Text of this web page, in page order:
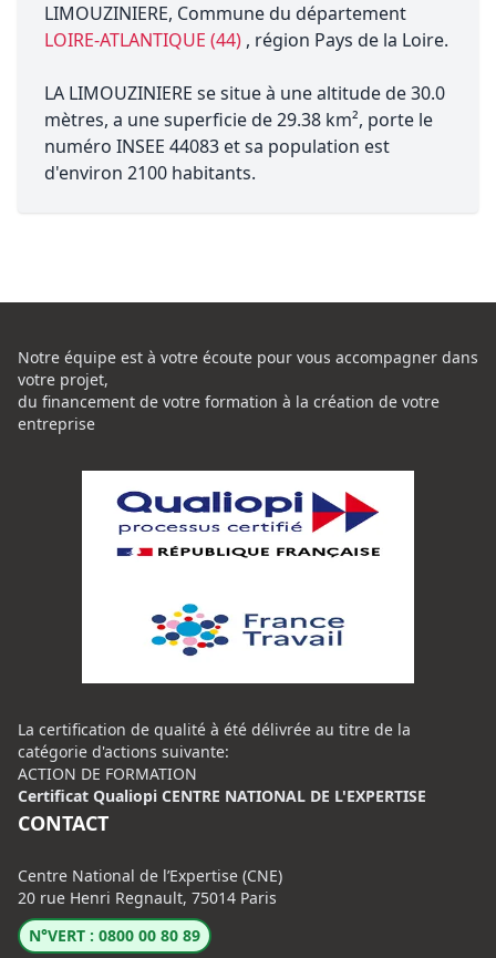
LIMOUZINIERE, Commune du département
LOIRE-ATLANTIQUE (44) , région Pays de la Loire.
LA LIMOUZINIERE se situe à une altitude de 30.0
mètres, a une superficie de 29.38 km², porte le
numéro INSEE 44083 et sa population est
d'environ 2100 habitants.
Notre équipe est à votre écoute pour vous accompagner dans
votre projet,
du financement de votre formation à la création de votre
entreprise
La certification de qualité à été délivrée au titre de la
catégorie d'actions suivante:
ACTION DE FORMATION
Certificat Qualiopi CENTRE NATIONAL DE L'EXPERTISE
CONTACT
Centre National de l’Expertise (CNE)
20 rue Henri Regnault, 75014 Paris
N°VERT : 0800 00 80 89